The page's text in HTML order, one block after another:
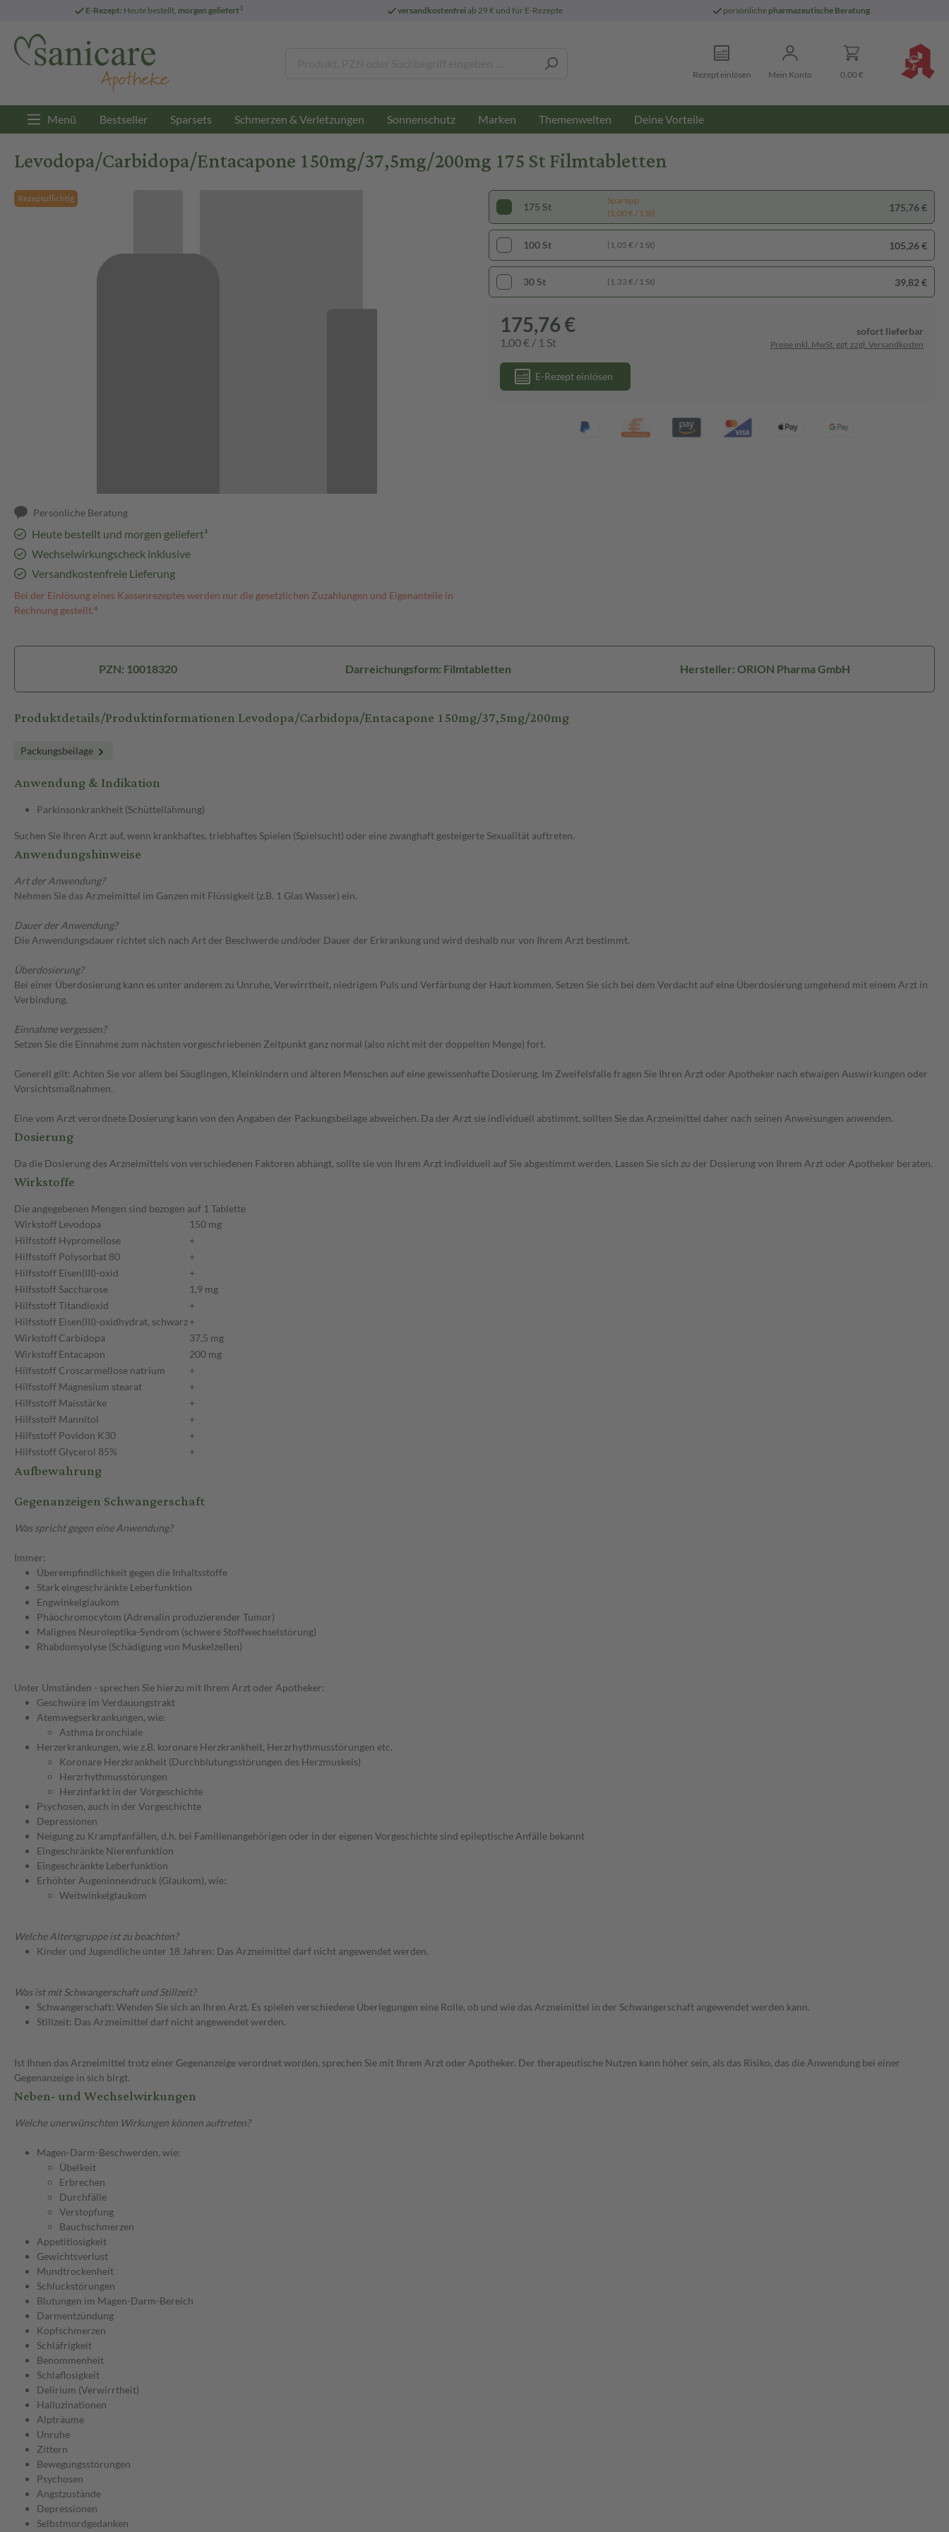
E-Rezept: Heute bestellt, morgen geliefert3 versandkostenfreiab 29 € und für E-Rezepte persönliche pharmazeutische Beratung
Rezept einlösen Mein Konto 0,00 €
Menü Bestseller Sparsets Schmerzen & Verletzungen Sonnenschutz Marken Themenwelten Deine Vorteile
Levodopa/Carbidopa/Entacapone 150mg/37,5mg/200mg 175 St Filmtabletten
Rezeptpflichtig
Persönliche Beratung
Heute bestellt und morgen geliefert³
Wechselwirkungscheck inklusive
Versandkostenfreie Lieferung
Bei der Einlösung eines Kassenrezeptes werden nur die gesetzlichen Zuzahlungen und Eigenanteile in
Rechnung gestellt.⁴
175 St
Spartipp
(1,00 € / 1 St)
175,76 €
100 St (1,05 € / 1 St) 105,26 €
30 St (1,33 € / 1 St) 39,82 €
175,76 €
1,00 € / 1 St
sofort lieferbar
Preise inkl. MwSt. ggf. zzgl. Versandkosten
E-Rezept einlösen
PZN: 10018320 Darreichungsform: Filmtabletten Hersteller: ORION Pharma GmbH
Produktdetails/Produktinformationen Levodopa/Carbidopa/Entacapone 150mg/37,5mg/200mg
Packungsbeilage
Anwendung & Indikation
Parkinsonkrankheit (Schüttellähmung)
Suchen Sie Ihren Arzt auf, wenn krankhaftes, triebhaftes Spielen (Spielsucht) oder eine zwanghaft gesteigerte Sexualität auftreten.
Anwendungshinweise
Art der Anwendung?
Nehmen Sie das Arzneimittel im Ganzen mit Flüssigkeit (z.B. 1 Glas Wasser) ein.
Dauer der Anwendung?
Die Anwendungsdauer richtet sich nach Art der Beschwerde und/oder Dauer der Erkrankung und wird deshalb nur von Ihrem Arzt bestimmt.
Überdosierung?
Bei einer Überdosierung kann es unter anderem zu Unruhe, Verwirrtheit, niedrigem Puls und Verfärbung der Haut kommen. Setzen Sie sich bei dem Verdacht auf eine Überdosierung umgehend mit einem Arzt in
Verbindung.
Einnahme vergessen?
Setzen Sie die Einnahme zum nächsten vorgeschriebenen Zeitpunkt ganz normal (also nicht mit der doppelten Menge) fort.
Generell gilt: Achten Sie vor allem bei Säuglingen, Kleinkindern und älteren Menschen auf eine gewissenhafte Dosierung. Im Zweifelsfalle fragen Sie Ihren Arzt oder Apotheker nach etwaigen Auswirkungen oder
Vorsichtsmaßnahmen.
Eine vom Arzt verordnete Dosierung kann von den Angaben der Packungsbeilage abweichen. Da der Arzt sie individuell abstimmt, sollten Sie das Arzneimittel daher nach seinen Anweisungen anwenden.
Dosierung
Da die Dosierung des Arzneimittels von verschiedenen Faktoren abhängt, sollte sie von Ihrem Arzt individuell auf Sie abgestimmt werden. Lassen Sie sich zu der Dosierung von Ihrem Arzt oder Apotheker beraten.
Wirkstoffe
Die angegebenen Mengen sind bezogen auf 1 Tablette
WirkstoffLevodopa
150 mg
Hilfsstoff Hypromellose
+
Hilfsstoff Polysorbat 80
+
Hilfsstoff Eisen(III)-oxid
+
Hilfsstoff Saccharose
1,9 mg
HilfsstoffTitandioxid
+
Hilfsstoff Eisen(III)-oxidhydrat, schwarz+
WirkstoffCarbidopa
37,5 mg
WirkstoffEntacapon
200 mg
Hilfsstoff Croscarmellose natrium
+
Hilfsstoff Magnesium stearat
+
Hilfsstoff Maisstärke
+
Hilfsstoff Mannitol
+
Hilfsstoff Povidon K30
+
Hilfsstoff Glycerol 85% +
Aufbewahrung
Gegenanzeigen Schwangerschaft
Was spricht gegen eine Anwendung?
Immer:
Überempfindlichkeit gegen die Inhaltsstoffe
Stark eingeschränkte Leberfunktion
Engwinkelglaukom
Phäochromocytom (Adrenalin produzierender Tumor)
Malignes Neuroleptika-Syndrom (schwere Stoffwechselstörung)
Rhabdomyolyse (Schädigung von Muskelzellen)
Unter Umständen - sprechen Sie hierzu mit Ihrem Arzt oder Apotheker:
Geschwüre im Verdauungstrakt
Atemwegserkrankungen, wie:
Asthma bronchiale
Herzerkrankungen, wie z.B. koronare Herzkrankheit, Herzrhythmusstörungen etc.
Koronare Herzkrankheit (Durchblutungsstörungen des Herzmuskels)
Herzrhythmusstörungen
Herzinfarkt in der Vorgeschichte
Psychosen, auch in der Vorgeschichte
Depressionen
Neigung zu Krampfanfällen, d.h. bei Familienangehörigen oder in der eigenen Vorgeschichte sind epileptische Anfälle bekannt
Eingeschränkte Nierenfunktion
Eingeschränkte Leberfunktion
Erhöhter Augeninnendruck (Glaukom), wie:
Weitwinkelglaukom
Welche Altersgruppe ist zu beachten?
Kinder und Jugendliche unter 18 Jahren: Das Arzneimittel darf nicht angewendet werden.
Was ist mit Schwangerschaft und Stillzeit?
Schwangerschaft: Wenden Sie sich an Ihren Arzt. Es spielen verschiedene Überlegungen eine Rolle, ob und wie das Arzneimittel in der Schwangerschaft angewendet werden kann.
Stillzeit: Das Arzneimittel darf nicht angewendet werden.
Ist Ihnen das Arzneimittel trotz einer Gegenanzeige verordnet worden, sprechen Sie mit Ihrem Arzt oder Apotheker. Der therapeutische Nutzen kann höher sein, als das Risiko, das die Anwendung bei einer
Gegenanzeige in sich birgt.
Neben- und Wechselwirkungen
Welche unerwünschten Wirkungen können auftreten?
Magen-Darm-Beschwerden, wie:
Übelkeit
Erbrechen
Durchfälle
Verstopfung
Bauchschmerzen
Appetitlosigkeit
Gewichtsverlust
Mundtrockenheit
Schluckstörungen
Blutungen im Magen-Darm-Bereich
Darmentzündung
Kopfschmerzen
Schläfrigkeit
Benommenheit
Schlaflosigkeit
Delirium (Verwirrtheit)
Halluzinationen
Alpträume
Unruhe
Zittern
Bewegungsstörungen
Psychosen
Angstzustände
Depressionen
Selbstmordgedanken